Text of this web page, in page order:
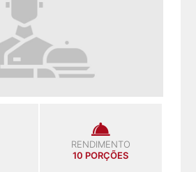
RENDIMENTO
10 PORÇÕES